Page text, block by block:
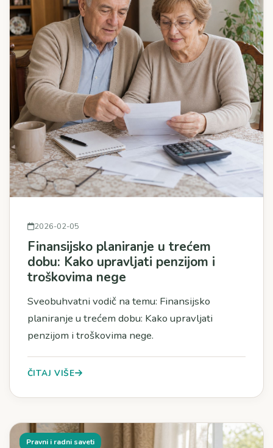
2026-02-05
Finansijsko planiranje u trećem
dobu: Kako upravljati penzijom i
troškovima nege
Sveobuhvatni vodič na temu: Finansijsko
planiranje u trećem dobu: Kako upravljati
penzijom i troškovima nege.
ČITAJ VIŠE
Pravni i radni saveti